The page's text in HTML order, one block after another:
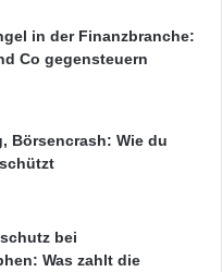
in der Finanzbranche:
Co gegensteuern
Börsencrash: Wie du
bei
Was zahlt die